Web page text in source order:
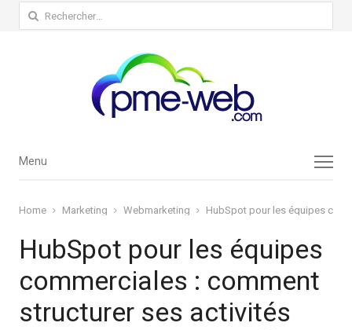
Rechercher :
Menu
Menu
Home Marketing Webmarketing HubSpot pour les équipes
HubSpot pour les équipes
commerciales : comment
structurer ses activités